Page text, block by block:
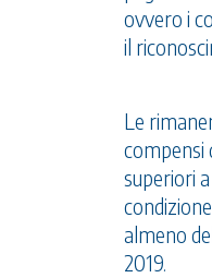
ovvero i
il
Le
compensi
superiori
almeno
2019.